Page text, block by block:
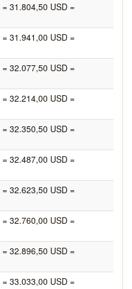
= 31.804,50 USD =
= 31.941,00 USD =
= 32.077,50 USD =
= 32.214,00 USD =
= 32.350,50 USD =
= 32.487,00 USD =
= 32.623,50 USD =
= 32.760,00 USD =
= 32.896,50 USD =
= 33.033,00 USD =